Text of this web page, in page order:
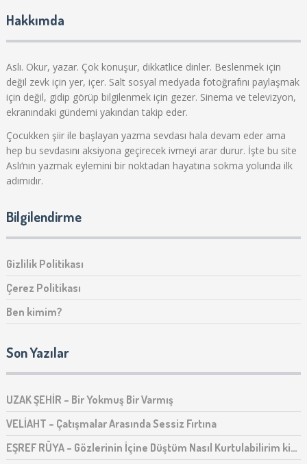
Hakkımda
Aslı. Okur, yazar. Çok konuşur, dikkatlice dinler. Beslenmek için
değil zevk için yer, içer. Salt sosyal medyada fotoğrafını paylaşmak
için değil, gidip görüp bilgilenmek için gezer. Sinema ve televizyon,
ekranındaki gündemi yakından takip eder.
Çocukken şiir ile başlayan yazma sevdası hala devam eder ama
hep bu sevdasını aksiyona geçirecek ivmeyi arar durur. İşte bu site
Aslı‘nın yazmak eylemini bir noktadan hayatına sokma yolunda ilk
adımıdır.
Bilgilendirme
Gizlilik Politikası
Çerez Politikası
Ben kimim?
Son Yazılar
UZAK ŞEHİR – Bir Yokmuş Bir Varmış
VELİAHT – Çatışmalar Arasında Sessiz Fırtına
EŞREF RÜYA – Gözlerinin İçine Düştüm Nasıl Kurtulabilirim ki…